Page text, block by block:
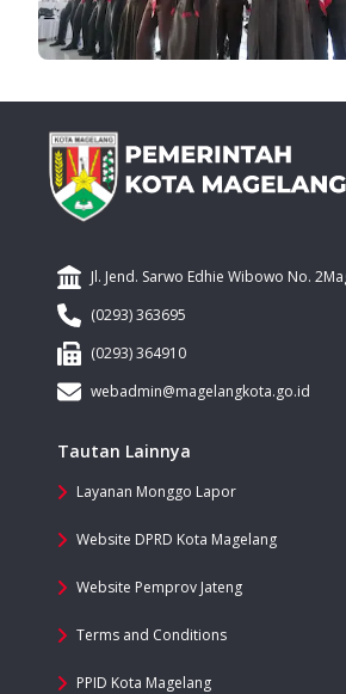
Jl. Jend. Sarwo Edhie Wibowo No.
(0293) 363695
(0293) 364910
webadmin@magelangkota.go.id
Tautan Lainnya
Layanan Monggo Lapor
Website DPRD Kota Magelang
Website Pemprov Jateng
Terms and Conditions
PPID Kota Magelang